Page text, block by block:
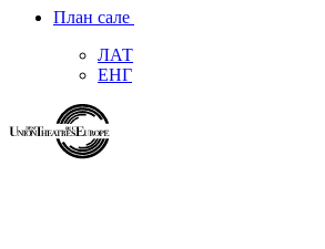
План сале
ЛАТ
ЕНГ